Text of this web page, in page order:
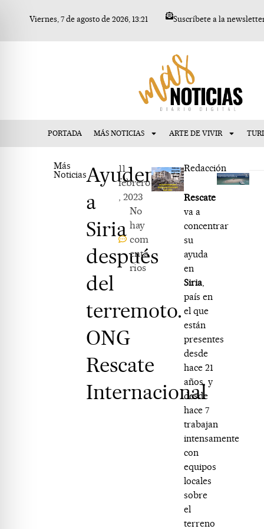
Viernes, 7 de agosto de 2026, 13:21 Suscríbete a la
PORTADA MÁS NOTICIAS ARTE DE VIVIR
Más
NoticiasAyudemos
a
Siria
después
del
terremoto.
ONG
Rescate
Internacional
11
febrero
, 2023
No
hay
com
enta
rios
Redacción
Rescate
va a
concentrar
su
ayuda
en
Siria,
país en
el que
están
presentes
desde
hace 21
años, y
desde
hace 7
trabajan
intensamente
con
equipos
locales
sobre
el
terreno